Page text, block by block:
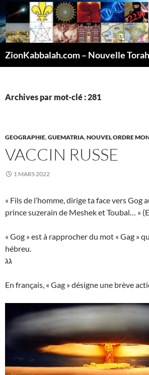
ZionKabbalah.com – Nouvelle Torah
Archives par mot-clé : 281
GEOGRAPHIE,GUEMATRIA,NOUVEL ORDRE
VACCIN RUSSE
1 MARS 2022
« Fils de l’homme, dirige ta face vers Gog
prince suzerain de Meshek et Toubal… »
« Gog » est à rapprocher du mot « Gag »
hébreu.
גג
En français, « Gag » désigne une brève